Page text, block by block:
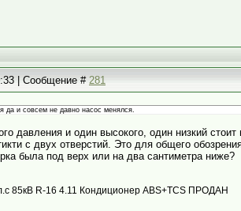
| Сообщение #281
да и совсем не давно насос менялся.
давления и один высокого, один низкий
с двух отверстий. Это для общего
была под верх или на два сантиметра ниже?
85кВ R-16 4.11 Кондиционер ABS+TCS ПРОДАН